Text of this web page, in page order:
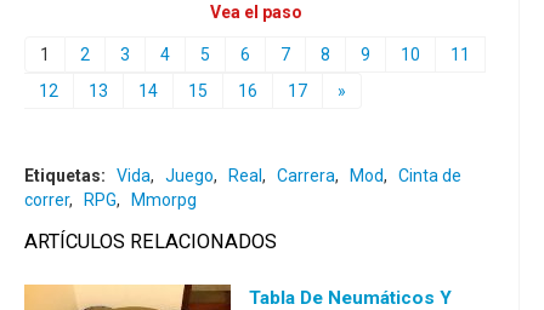
Vea el paso
1 2 3 4 5 6 7 8 9 10
11
12
13 14 15 16 17 »
Etiquetas: Vida, Juego, Real , Carrera, Mod,
Cinta de
correr, RPG, Mmorpg
ARTÍCULOS RELACIONADOS
Tabla De Neumáticos Y